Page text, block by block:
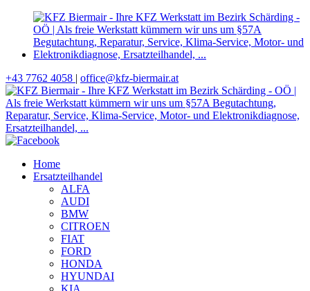
+43 7762 4058 | office@kfz-biermair.at
Home
Ersatzteilhandel
ALFA
AUDI
BMW
CITROEN
FIAT
FORD
HONDA
HYUNDAI
KIA